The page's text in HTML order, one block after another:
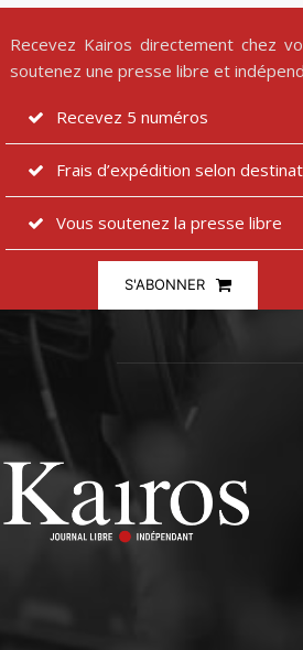
Recevez Kairos directement chez
soutenez une presse libre et
Recevez 5 numéros
Frais d’expédition selon
Vous soutenez la presse libre
S'ABONNER